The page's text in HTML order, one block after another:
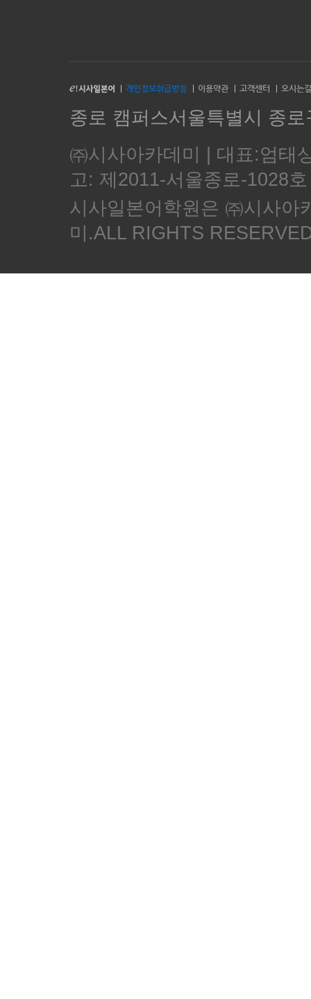
개인정보취급방침 이용약관 고객센터 오시는길
종로 캠퍼스서울특별시 종
㈜시사아카데미 | 대표:엄태
고: 제2011-서울종로-1028
시사일본어학원은 ㈜시사
미.ALL RIGHTS